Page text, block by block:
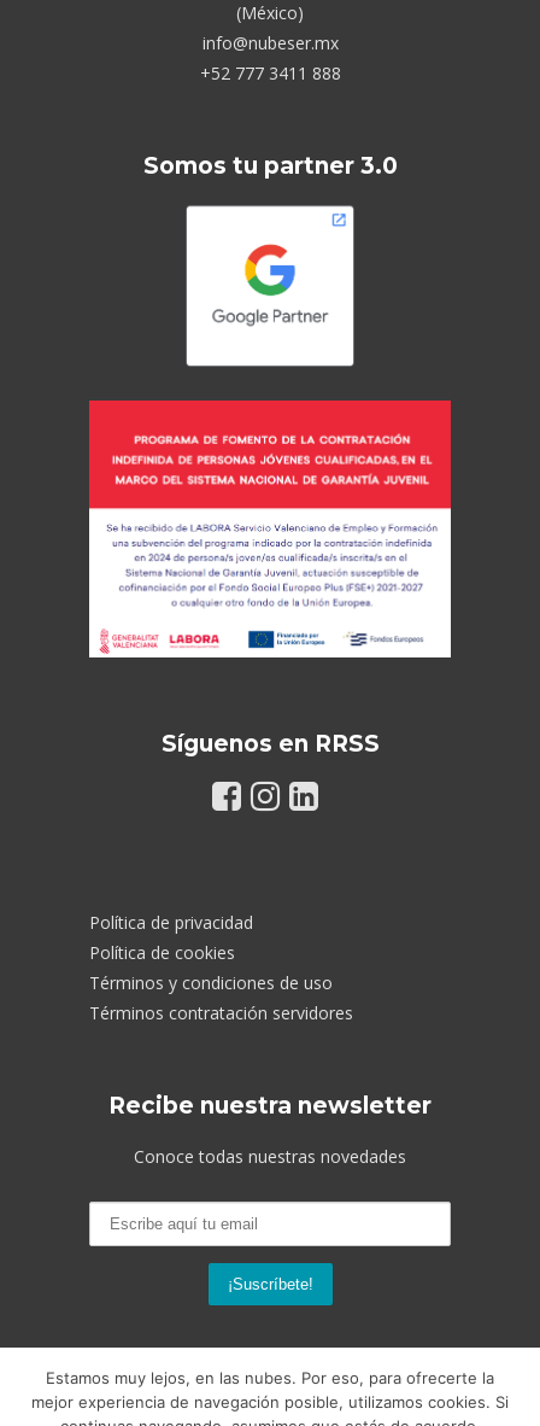
(México)
info@nubeser.mx
+52 777 3411 888
Somos tu partner 3.0
Síguenos en RRSS
Política de privacidad
Política de cookies
Términos y condiciones de uso
Términos contratación servidores
Recibe nuestra newsletter
Conoce todas nuestras novedades
Estamos muy lejos, en las nubes. Por eso, para ofrecerte la
mejor experiencia de navegación posible, utilizamos cookies. Si